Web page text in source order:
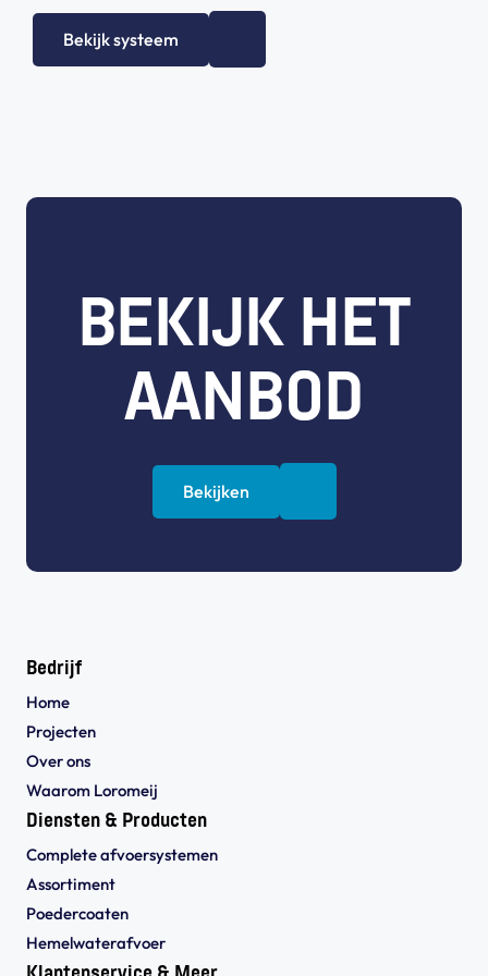
Bekijk systeem
BEKIJK HET
AANBOD
Bekijken
Bedrijf
Home
Projecten
Over ons
Waarom Loromeij
Diensten & Producten
Complete afvoersystemen
Assortiment
Poedercoaten
Hemelwaterafvoer